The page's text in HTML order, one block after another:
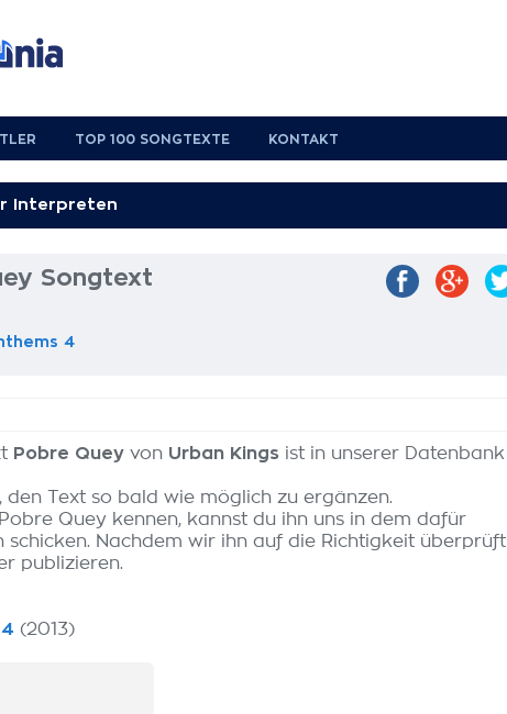
TOP 100 SONGTEXTE KONTAKT
Songtext
4
Pobre Quey von Urban Kings ist in unserer Datenbank
den Text so bald wie möglich zu ergänzen.
Quey kennen, kannst du ihn uns in dem dafür
schicken. Nachdem wir ihn auf die Richtigkeit überprüft
publizieren.
(2013)